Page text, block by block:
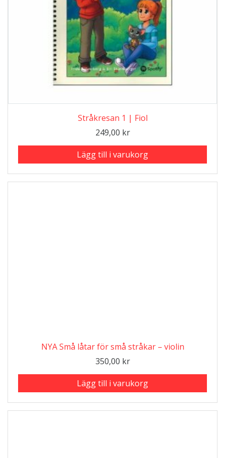
Stråkresan 1 | Fiol
249,00 kr
Lägg till i varukorg
NYA Små låtar för små stråkar – violin
350,00 kr
Lägg till i varukorg